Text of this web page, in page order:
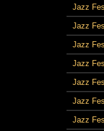
Jazz
Jazz
Jazz
Jazz
Jazz
Jazz
Jazz